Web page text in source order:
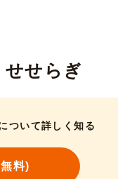
せせらぎ
ついて詳しく知る
料)